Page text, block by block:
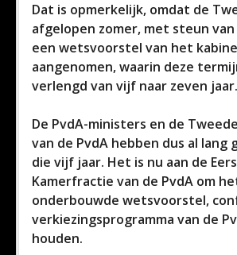
Dat is opmerkelijk, omdat de
afgelopen zomer, met steun van
een wetsvoorstel van het
aangenomen, waarin deze
verlengd van vijf naar zeven jaar.
De PvdA-ministers en de
van de PvdA hebben dus al lang
die vijf jaar. Het is nu aan de
Kamerfractie van de PvdA om
onderbouwde wetsvoorstel,
verkiezingsprogramma van de
houden.